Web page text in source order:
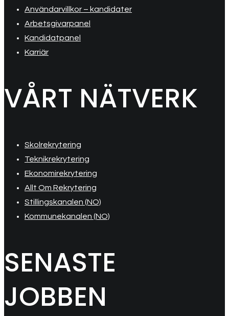
Användarvillkor – kandidater
Arbetsgivarpanel
Kandidatpanel
Karriär
VÅRT NÄTVERK
Skolrekrytering
Teknikrekrytering
Ekonomirekrytering
Allt Om Rekrytering
Stillingskanalen (NO)
Kommunekanalen (NO)
SENASTE
JOBBEN